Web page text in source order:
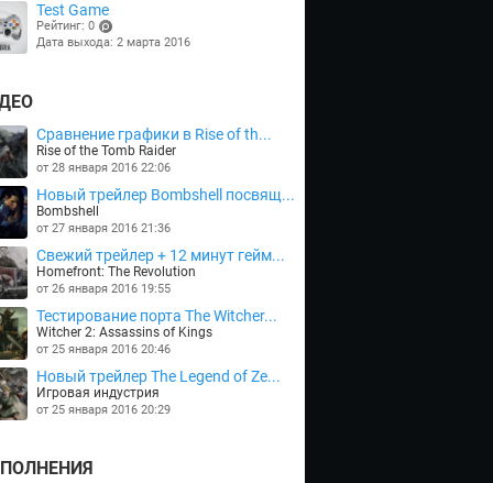
Test Game
Рейтинг: 0
(points)
Дата выхода: 2 марта 2016
Сравнение графики в Rise of th...
Rise of the Tomb Raider
от 28 января 2016 22:06
Новый трейлер Bombshell посвящ...
Bombshell
от 27 января 2016 21:36
Cвежий трейлер + 12 минут гейм...
Homefront: The Revolution
от 26 января 2016 19:55
Тестирование порта The Witcher...
Witcher 2: Assassins of Kings
от 25 января 2016 20:46
Новый трейлер The Legend of Ze...
Игровая индустрия
от 25 января 2016 20:29